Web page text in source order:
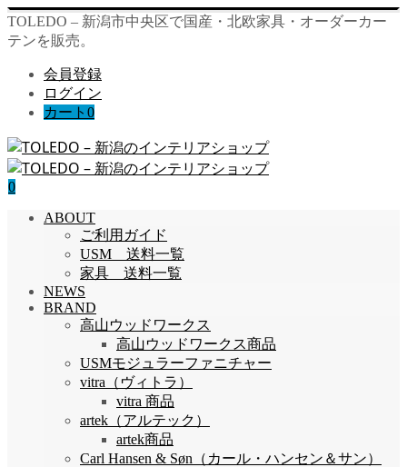
TOLEDO – 新潟市中央区で国産・北欧家具・オーダーカー
テンを販売。
会員登録
ログイン
カート 0
0
ABOUT
ご利用ガイド
USM 送料一覧
家具 送料一覧
NEWS
BRAND
高山ウッドワークス
高山ウッドワークス商品
USMモジュラーファニチャー
vitra（ヴィトラ）
vitra 商品
artek（アルテック）
artek商品
Carl Hansen & Søn（カール・ハンセン＆サン）